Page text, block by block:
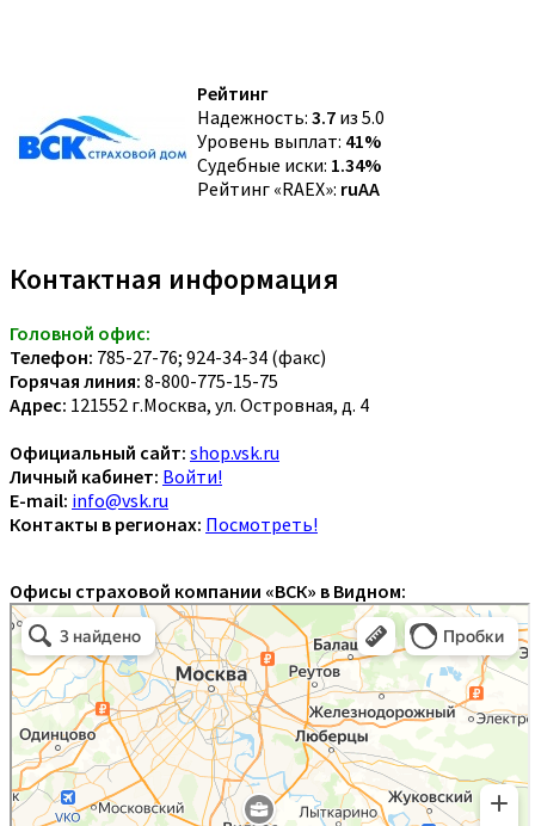
Рейтинг
Надежность: 3.7 из 5.0
Уровень выплат: 41%
Судебные иски: 1.34%
Рейтинг «RAEX»: ruAA
Контактная информация
Головной офис:
Телефон: 785-27-76; 924-34-34 (факс)
Горячая линия: 8-800-775-15-75
Адрес: 121552 г.Москва, ул. Островная, д. 4
Официальный сайт: shop.vsk.ru
Личный кабинет: Войти!
E-mail: info@vsk.ru
Контакты в регионах: Посмотреть!
Офисы страховой компании «ВСК» в Видном: